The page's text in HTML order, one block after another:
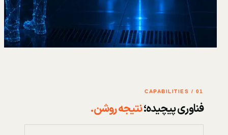
01 / CAPABILITIES
فناوری پیچیده؛نتیجه روشن.